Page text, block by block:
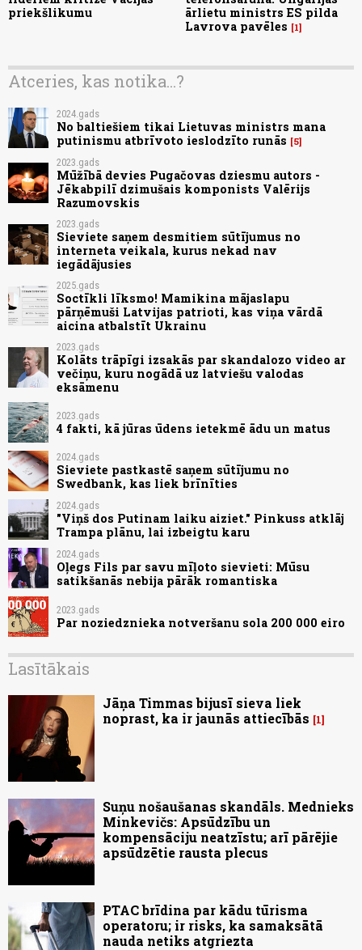
priekšlikumu
ārlietu ministrs ES pilda
Lavrova pavēles
1
Atceries, kas notika...?
2024.gads
No baltiešiem tikai Lietuvas ministrs mana
putinismu atbrīvoto ieslodzīto runās
5
2023.gads
Mūžībā devies Pugačovas dziesmu autors -
Jēkabpilī dzimušais komponists Valērijs
Razumovskis
2023.gads
Sieviete saņem desmitiem sūtījumus no
interneta veikala, kurus nekad nav
iegādājusies
2025.gads
Soctīkli līksmo! Mamikina mājaslapu
pārņēmuši Latvijas patrioti, kas viņa vārdā
aicina atbalstīt Ukrainu
2023.gads
Kolāts trāpīgi izsakās par skandalozo video ar
večiņu, kuru nogādā uz latviešu valodas
eksāmenu
2023.gads
4 fakti, kā jūras ūdens ietekmē ādu un matus
2024.gads
Sieviete pastkastē saņem sūtījumu no
Swedbank, kas liek brīnīties
2024.gads
"Viņš dos Putinam laiku aiziet." Pinkuss atklāj
Trampa plānu, lai izbeigtu karu
2024.gads
Oļegs Fils par savu mīļoto sievieti: Mūsu
satikšanās nebija pārāk romantiska
2023.gads
Par noziedznieka notveršanu sola 200 000 eiro
Lasītākais
Jāņa Timmas bijusī sieva liek
noprast, ka ir jaunās attiecībās
1
Suņu nošaušanas skandāls. Mednieks
Minkevičs: Apsūdzību un
kompensāciju neatzīstu; arī pārējie
apsūdzētie rausta plecus
PTAC brīdina par kādu tūrisma
operatoru; ir risks, ka samaksātā
nauda netiks atgriezta